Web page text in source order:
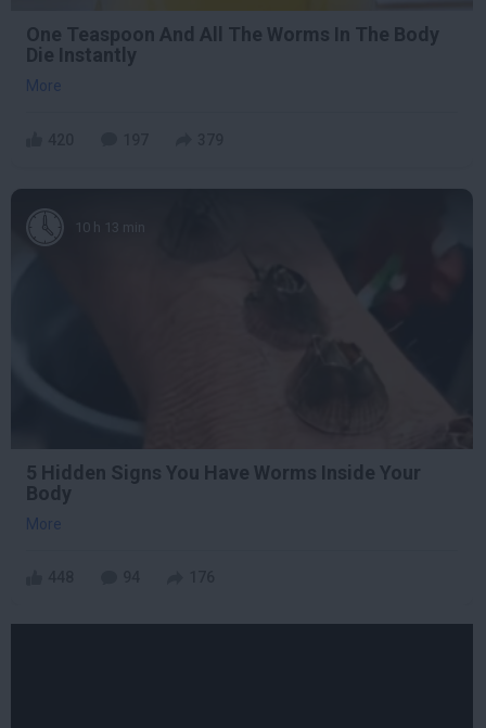
One Teaspoon And All The Worms In The Body
Die Instantly
More
10 h 13 min
5 Hidden Signs You Have Worms Inside Your
Body
More